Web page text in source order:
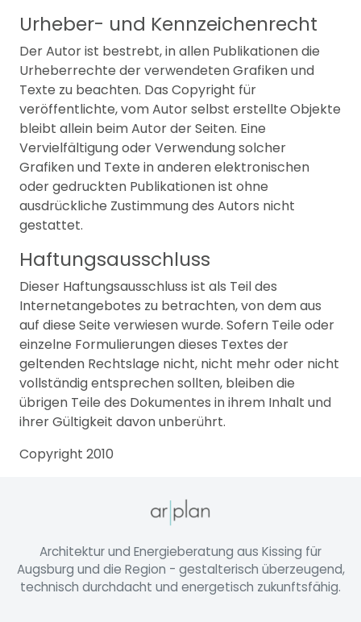
Urheber- und Kennzeichenrecht
Der Autor ist bestrebt, in allen Publikationen die
Urheberrechte der verwendeten Grafiken und
Texte zu beachten. Das Copyright für
veröffentlichte, vom Autor selbst erstellte Objekte
bleibt allein beim Autor der Seiten. Eine
Vervielfältigung oder Verwendung solcher
Grafiken und Texte in anderen elektronischen
oder gedruckten Publikationen ist ohne
ausdrückliche Zustimmung des Autors nicht
gestattet.
Haftungsausschluss
Dieser Haftungsausschluss ist als Teil des
Internetangebotes zu betrachten, von dem aus
auf diese Seite verwiesen wurde. Sofern Teile oder
einzelne Formulierungen dieses Textes der
geltenden Rechtslage nicht, nicht mehr oder nicht
vollständig entsprechen sollten, bleiben die
übrigen Teile des Dokumentes in ihrem Inhalt und
ihrer Gültigkeit davon unberührt.
Copyright 2010
Architektur und Energieberatung aus Kissing für
Augsburg und die Region - gestalterisch überzeugend,
technisch durchdacht und energetisch zukunftsfähig.